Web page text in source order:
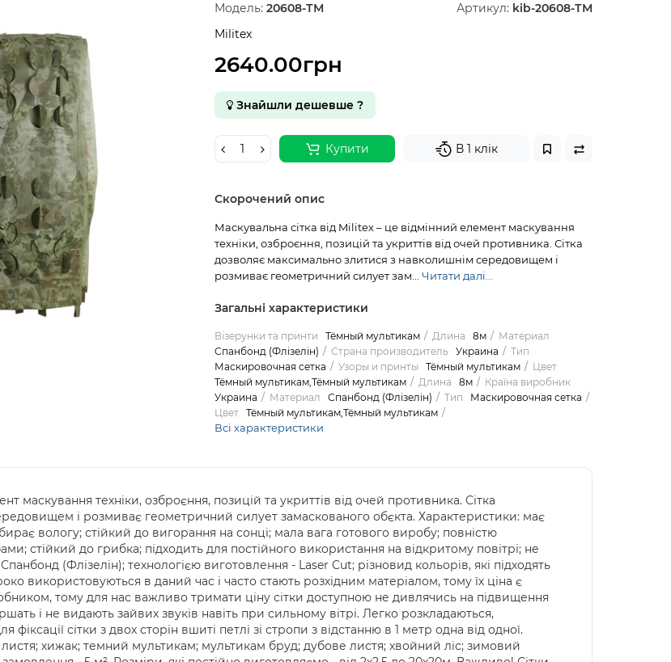
Модель: 20608-ТМ Артикул: kib-20608-ТМ
Militex
2640.00грн
Знайшли дешевше ?
Купити В 1 клік
Скорочений опис
Маскувальна сітка від Militex – це відмінний елемент маскування
техніки, озброєння, позицій та укриттів від очей противника. Сітка
дозволяє максимально злитися з навколишнім середовищем і
розмиває геометричний силует зам... Читати далі...
Загальні характеристики
Візерунки та принти Тёмный мультикам Длина 8м
Материал
Спанбонд (Флізелін)
Страна производитель Украина
Тип
Маскировочная сетка
Узоры и принты Тёмный мультикам
Цвет
Тёмный мультикам,Тёмный мультикам
Длина 8м
Країна виробник
Украина
Материал Спанбонд (Флізелін) Тип
Маскировочная сетка
Цвет
Тёмный мультикам,Тёмный мультикам
Всі характеристики
маскування техніки, озброєння, позицій та укриттів від очей противника. Сітка
і розмиває геометричний силует замаскованого обєкта. Характеристики: має
вологу; стійкий до вигорання на сонці; мала вага готового виробу; повністю
стійкий до грибка; підходить для постійного використання на відкритому повітрі; не
(Флізелін); технологією виготовлення - Laser Cut; різновид кольорів, які підходять
використовуються в даний час і часто стають розхідним матеріалом, тому їх ціна є
тому для нас важливо тримати ціну сітки доступною не дивлячись на підвищення
і не видають зайвих звуків навіть при сильному вітрі. Легко розкладаються,
сітки з двох сторін вшиті петлі зі стропи з відстанню в 1 метр одна від одної.
хижак; темний мультикам; мультикам бруд; дубове листя; хвойний ліс; зимовий